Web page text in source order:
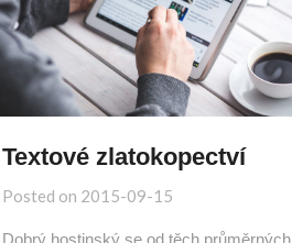
Textové zlatokopectví
Posted on 2015-09-15
Dobrý hostinský se od těch průměrných